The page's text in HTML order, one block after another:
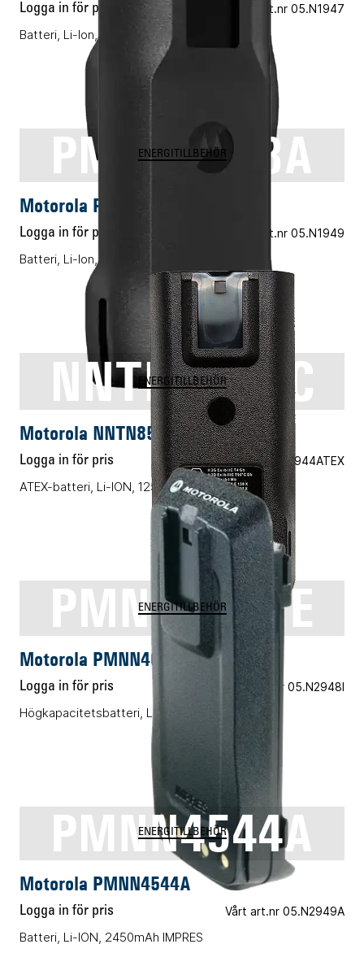
Logga in för pris Vårt art.nr 05.N1947
Batteri, Li-Ion, 2100mAh, IP55, Slim
PMNN4598A
ENERGITILLBEHÖR
Motorola PMNN4598A
Logga in för pris Vårt art.nr 05.N1949
Batteri, Li-Ion, 2300mAh, IP55
NNTN8570C
ENERGITILLBEHÖR
Motorola NNTN8570C
Logga in för pris Vårt art.nr 05.M8944ATEX
ATEX-batteri, Li-ION, 1250mAh
PMNN4077E
ENERGITILLBEHÖR
Motorola PMNN4077E
Logga in för pris Vårt art.nr 05.N2948I
Högkapacitetsbatteri, Li-ION
PMNN4544A
ENERGITILLBEHÖR
Motorola PMNN4544A
Logga in för pris Vårt art.nr 05.N2949A
Batteri, Li-ION, 2450mAh IMPRES